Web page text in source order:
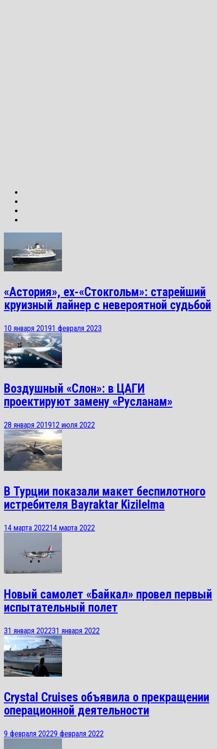
«Астория», ex-«Стокгольм»: старейший
круизный лайнер с невероятной судьбой
10 января 20191 февраля 2023
Воздушный «Слон»: в ЦАГИ
проектируют замену «Русланам»
28 января 201912 июля 2022
В Турции показали макет беспилотного
истребителя Bayraktar Kizilelma
14 марта 202214 марта 2022
Новый самолет «Байкал» провел первый
испытательный полет
31 января 202231 января 2022
Crystal Cruises объявила о прекращении
операционной деятельности
9 февраля 20229 февраля 2022